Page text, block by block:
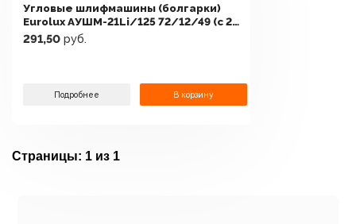
Угловые шлифмашины (болгарки)
Eurolux АУШМ-21Li/125 72/12/49 (с 2-
мя АКБ, кейс)
291,50 руб.
Подробнее В корзину
Страницы: 1 из 1